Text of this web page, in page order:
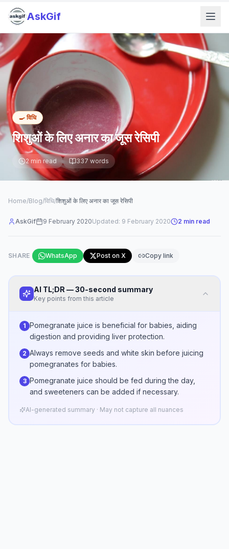
AskGif
🍳 विधि
शिशुओं के लिए अनार का जूस रेसिपी
2 min read 337 words
Home/Blog/विधि/शिशुओं के लिए अनार का जूस रेसिपी
AskGif 9 February 2020Updated: 9 February 2020 2 min read
SHARE WhatsApp Post on X Copy link
AI TL;DR — 30-second summary
Key points from this article
1 Pomegranate juice is beneficial for babies, aiding
digestion and providing liver protection.
2 Always remove seeds and white skin before juicing
pomegranates for babies.
3 Pomegranate juice should be fed during the day,
and sweeteners can be added if necessary.
AI-generated summary · May not capture all nuances